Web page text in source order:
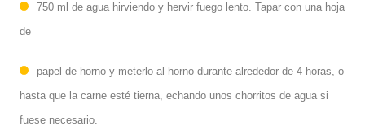
750 ml de agua hirviendo y hervir fuego lento. Tapar con una hoja
de
papel de horno y meterlo al horno durante alrededor de 4 horas, o
hasta que la carne esté tierna, echando unos chorritos de agua si
fuese necesario.